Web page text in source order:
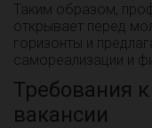
Таким образом,
открывает перед
горизонты и
самореализации и
Требования
вакансии